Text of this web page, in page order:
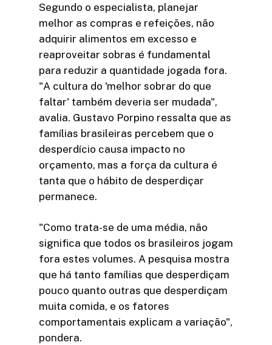
Segundo o especialista, planejar
melhor as compras e refeições, não
adquirir alimentos em excesso e
reaproveitar sobras é fundamental
para reduzir a quantidade jogada fora.
"A cultura do 'melhor sobrar do que
faltar' também deveria ser mudada",
avalia. Gustavo Porpino ressalta que as
famílias brasileiras percebem que o
desperdício causa impacto no
orçamento, mas a força da cultura é
tanta que o hábito de desperdiçar
permanece.
"Como trata-se de uma média, não
significa que todos os brasileiros jogam
fora estes volumes. A pesquisa mostra
que há tanto famílias que desperdiçam
pouco quanto outras que desperdiçam
muita comida, e os fatores
comportamentais explicam a variação",
pondera.